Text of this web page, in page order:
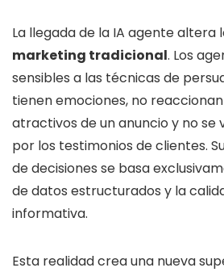
La llegada de la IA agente altera
marketing tradicional. Los
sensibles a las técnicas de
tienen emociones, no
atractivos de un anuncio y no se
por los testimonios de clientes.
de decisiones se basa
de datos estructurados y la
informativa.
Esta realidad crea una nueva